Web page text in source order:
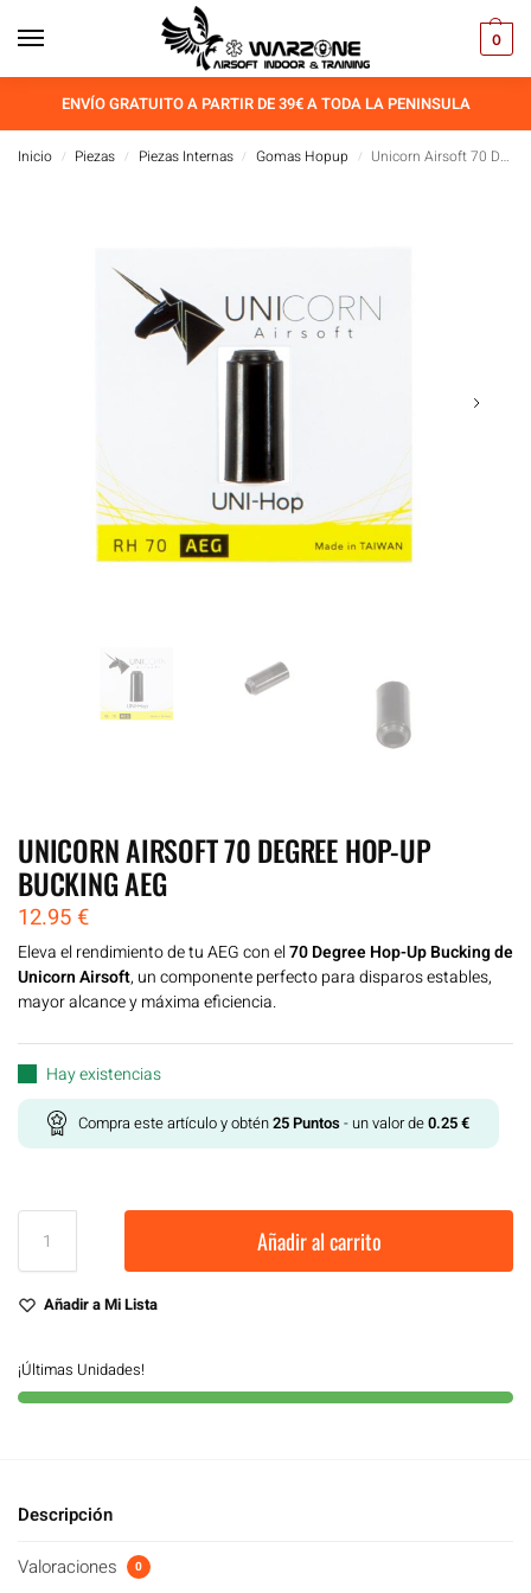
0
ENVÍO GRATUITO A PARTIR DE 39€ A TODA LA PENINSULA
Inicio / Piezas / Piezas Internas / Gomas Hopup / Unicorn Airsoft 70 Degree Hop-Up Bucking AEG
UNICORN AIRSOFT 70 DEGREE HOP-UP
BUCKING AEG
12.95€
Eleva el rendimiento de tu AEG con el70 Degree Hop-Up Bucking de
Unicorn Airsoft, un componente perfecto para disparos estables,
mayor alcance y máxima eficiencia.
Hay existencias
Compra este artículo y obtén25Puntos - un valor de0.25€
Añadir al carrito
Añadir a Mi Lista
¡Últimas Unidades!
Descripción
Valoraciones 0